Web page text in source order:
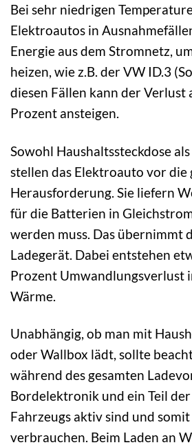
Bei sehr niedrigen
Elektroautos in
Energie aus dem Stromnetz,
heizen, wie z.B. der VW ID.3
diesen Fällen kann der Verlust
Prozent ansteigen.
Sowohl Haushaltssteckdose
stellen das Elektroauto vor die
Herausforderung. Sie liefern
für die Batterien in
werden muss. Das übernimmt
Ladegerät. Dabei entstehen
Prozent Umwandlungsverlust
Wärme.
Unabhängig, ob man mit
oder Wallbox lädt, sollte
während des gesamten
Bordelektronik und ein Teil
Fahrzeugs aktiv sind und
verbrauchen. Beim Laden an